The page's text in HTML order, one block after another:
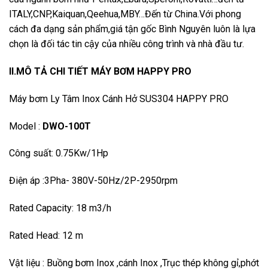
ITALY,CNP,Kaiquan,Qeehua,MBY…Đến từ China.Với phong
cách đa dạng sản phẩm,giá tận gốc Bình Nguyên luôn là lựa
chọn là đối tác tin cậy của nhiều công trình và nhà đầu tư.
II.MÔ TẢ CHI TIẾT MÁY BƠM HAPPY PRO
Máy bơm Ly Tâm Inox Cánh Hở SUS304 HAPPY PRO
Model : DWO-100T
Công suất: 0.75Kw/1Hp
Điện áp :3Pha- 380V-50Hz/2P-2950rpm
Rated Capacity: 18 m3/h
Rated Head: 12 m
Vật liệu : Buồng bơm Inox ,cánh Inox ,Trục thép không gỉ,phớt